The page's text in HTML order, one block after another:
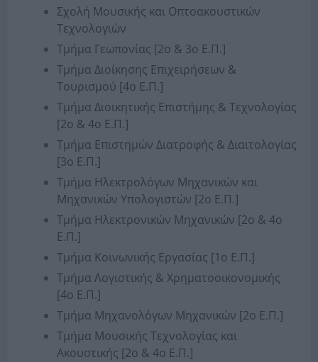
Σχολή Μουσικής και Οπτοακουστικών
Τεχνολογιών
Τμήμα Γεωπονίας [2ο & 3ο Ε.Π.]
Τμήμα Διοίκησης Επιχειρήσεων &
Τουρισμού [4ο Ε.Π.]
Τμήμα Διοικητικής Επιστήμης & Τεχνολογίας
[2ο & 4ο Ε.Π.]
Τμήμα Επιστημών Διατροφής & Διαιτολογίας
[3ο Ε.Π.]
Τμήμα Ηλεκτρολόγων Μηχανικών και
Μηχανικών Υπολογιστών [2ο Ε.Π.]
Τμήμα Ηλεκτρονικών Μηχανικών [2ο & 4ο
Ε.Π.]
Τμήμα Κοινωνικής Εργασίας [1ο Ε.Π.]
Τμήμα Λογιστικής & Χρηματοοικονομικής
[4ο Ε.Π.]
Τμήμα Μηχανολόγων Μηχανικών [2ο Ε.Π.]
Τμήμα Μουσικής Τεχνολογίας και
Ακουστικής [2ο & 4ο Ε.Π.]